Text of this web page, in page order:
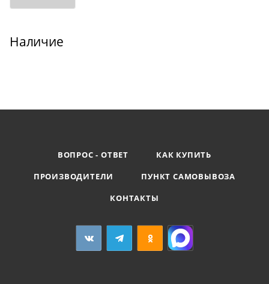
Наличие
ВОПРОС - ОТВЕТ
КАК КУПИТЬ
ПРОИЗВОДИТЕЛИ
ПУНКТ САМОВЫВОЗА
КОНТАКТЫ